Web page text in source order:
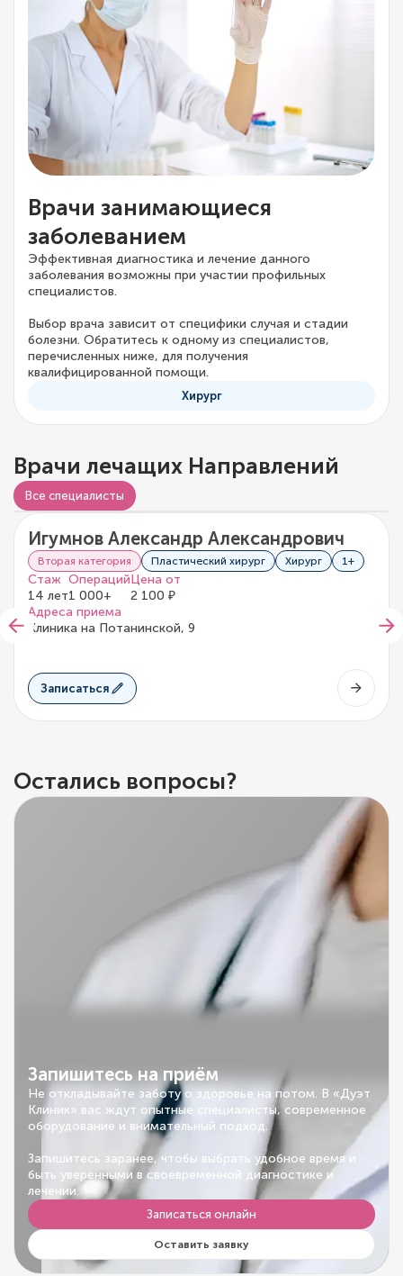
Врачи занимающиеся
заболеванием
Эффективная диагностика и лечение данного
заболевания возможны при участии профильных
специалистов.
Выбор врача зависит от специфики случая и стадии
болезни. Обратитесь к одному из специалистов,
перечисленных ниже, для получения
квалифицированной помощи.
Хирург
Врачи лечащих Направлений
Все специалисты
5/5
1 отзыв
Видео о враче
Игумнов Александр Александрович
Вторая категория Пластический хирург Хирург 1+
Стаж
14 лет
Операций
1 000+
Цена от
2 100 ₽
Адреса приема
Клиника на Потанинской, 9
Записаться
Остались вопросы?
Запишитесь на приём
Не откладывайте заботу о здоровье на потом. В «Дуэт
Клиник» вас ждут опытные специалисты, современное
оборудование и внимательный подход.
Запишитесь заранее, чтобы выбрать удобное время и
быть уверенными в своевременной диагностике и
лечении.
Записаться онлайн
Оставить заявку